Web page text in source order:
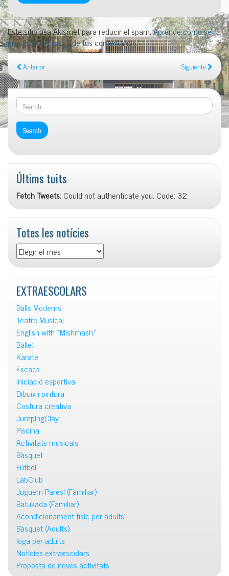
Este sitio usa Akismet para reducir el spam.Aprende cómo se
procesan los datos de tus comentarios.
Anterior Siguiente
Últims tuits
Fetch Tweets: Could not authenticate you. Code: 32
Totes les notícies
Totes
les
notícies
EXTRAESCOLARS
Balls Moderns
Teatre Musical
English with «Mishmash»
Ballet
Karate
Escacs
Iniciació esportiva
Dibuix i pintura
Costura creativa
JumpingClay
Piscina
Activitats musicals
Bàsquet
Fútbol
LabClub
Juguem Pares! (Familiar)
Batukada (Familiar)
Acondicionament físic per adults
Bàsquet (Adults)
Ioga per adults
Notícies extraescolars
Proposta de noves activitats